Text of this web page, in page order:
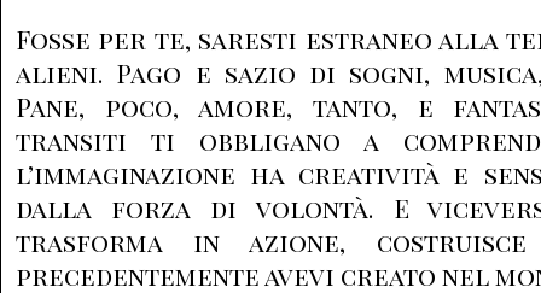
Fosse per te, saresti estraneo alla
alieni. Pago e sazio di sogni,
Pane, poco, amore, tanto, e
transiti ti obbligano a
l’immaginazione ha creatività e
dalla forza di volontà. E
trasforma in azione,
precedentemente avevi creato nel